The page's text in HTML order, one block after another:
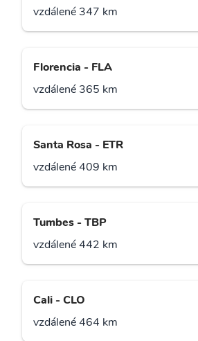
vzdálené 347 km
Florencia - FLA
vzdálené 365 km
Santa Rosa - ETR
vzdálené 409 km
Tumbes - TBP
vzdálené 442 km
Cali - CLO
vzdálené 464 km